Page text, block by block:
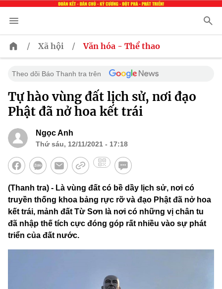
/ Xã hội / Văn hóa - Thể thao
Theo dõi Báo Thanh tra trên
Tự hào vùng đất lịch sử, nơi đạo
Phật đã nở hoa kết trái
Ngọc Anh
Thứ sáu, 12/11/2021 - 17:18
(Thanh tra) - Là vùng đất có bề dầy lịch sử, nơi có
truyền thống khoa bảng rực rỡ và đạo Phật đã nở hoa
kết trái, mảnh đất Từ Sơn là nơi có những vị chân tu
đã nhập thế tích cực đóng góp rất nhiều vào sự phát
triển của đất nước.